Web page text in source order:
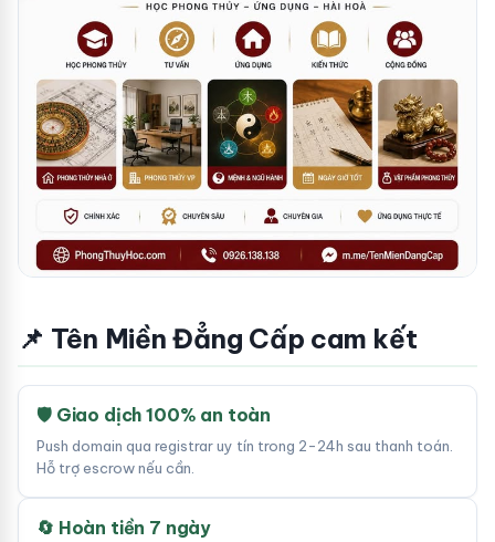
📌 Tên Miền Đẳng Cấp cam kết
🛡 Giao dịch 100% an toàn
Push domain qua registrar uy tín trong 2-24h sau thanh toán.
Hỗ trợ escrow nếu cần.
🔄 Hoàn tiền 7 ngày